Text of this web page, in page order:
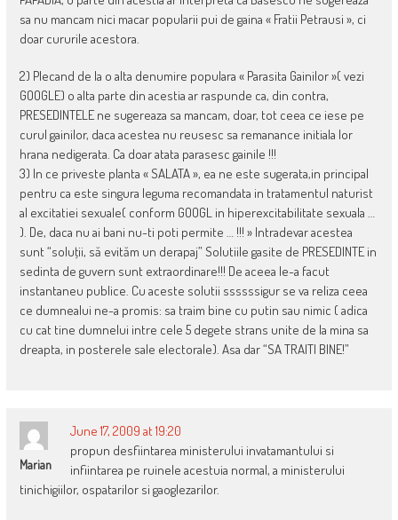
sa nu mancam nici macar popularii pui de gaina « Fratii Petrausi », ci
doar cururile acestora.
2) Plecand de la o alta denumire populara « Parasita Gainilor »( vezi
GOOGLE) o alta parte din acestia ar raspunde ca, din contra,
PRESEDINTELE ne sugereaza sa mancam, doar, tot ceea ce iese pe
curul gainilor, daca acestea nu reusesc sa remanance initiala lor
hrana nedigerata. Ca doar atata parasesc gainile !!!
3) In ce priveste planta « SALATA », ea ne este sugerata,in principal
pentru ca este singura leguma recomandata in tratamentul naturist
al excitatiei sexuale( conform GOOGL in hiperexcitabilitate sexuala …
). De, daca nu ai bani nu-ti poti permite … !!! » Intradevar acestea
sunt “soluţii, să evităm un derapaj” Solutiile gasite de PRESEDINTE in
sedinta de guvern sunt extraordinare!!! De aceea le-a facut
instantaneu publice. Cu aceste solutii ssssssigur se va reliza ceea
ce dumnealui ne-a promis: sa traim bine cu putin sau nimic ( adica
cu cat tine dumnelui intre cele 5 degete strans unite de la mina sa
dreapta, in posterele sale electorale). Asa dar “SA TRAITI BINE!”
Marian
June 17, 2009 at 19:20
propun desfiintarea ministerului invatamantului si
infiintarea pe ruinele acestuia normal, a ministerului
tinichigiilor, ospatarilor si gaoglezarilor.